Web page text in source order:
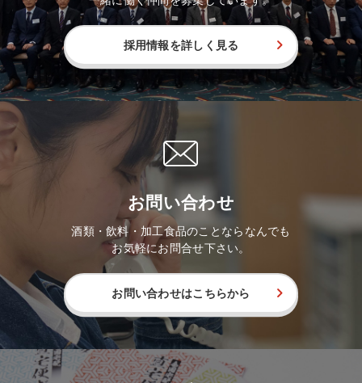
採用情報を詳しく見る
お問い合わせ
酒類・飲料・加工食品のことならなんでも
お気軽にお問合せ下さい。
お問い合わせはこちらから